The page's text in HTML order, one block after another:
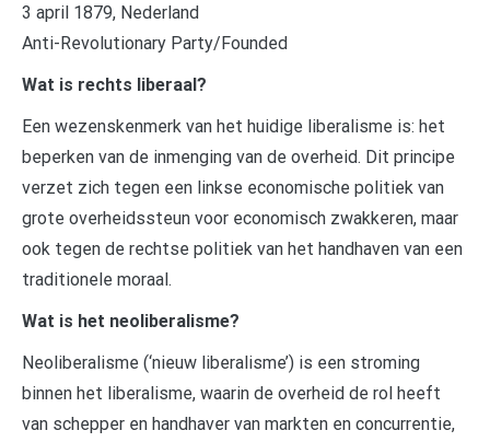
3 april 1879, Nederland
Anti-Revolutionary Party/Founded
Wat is rechts liberaal?
Een wezenskenmerk van het huidige liberalisme is: het
beperken van de inmenging van de overheid. Dit principe
verzet zich tegen een linkse economische politiek van
grote overheidssteun voor economisch zwakkeren, maar
ook tegen de rechtse politiek van het handhaven van een
traditionele moraal.
Wat is het neoliberalisme?
Neoliberalisme (‘nieuw liberalisme’) is een stroming
binnen het liberalisme, waarin de overheid de rol heeft
van schepper en handhaver van markten en concurrentie,